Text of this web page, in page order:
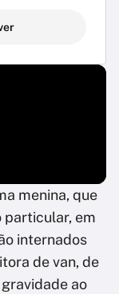
menina, que
particular, em
internados
de van, de
ao